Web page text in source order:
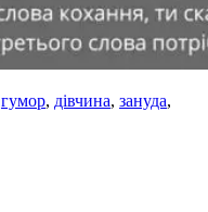
гумор, дівчина, зануда,